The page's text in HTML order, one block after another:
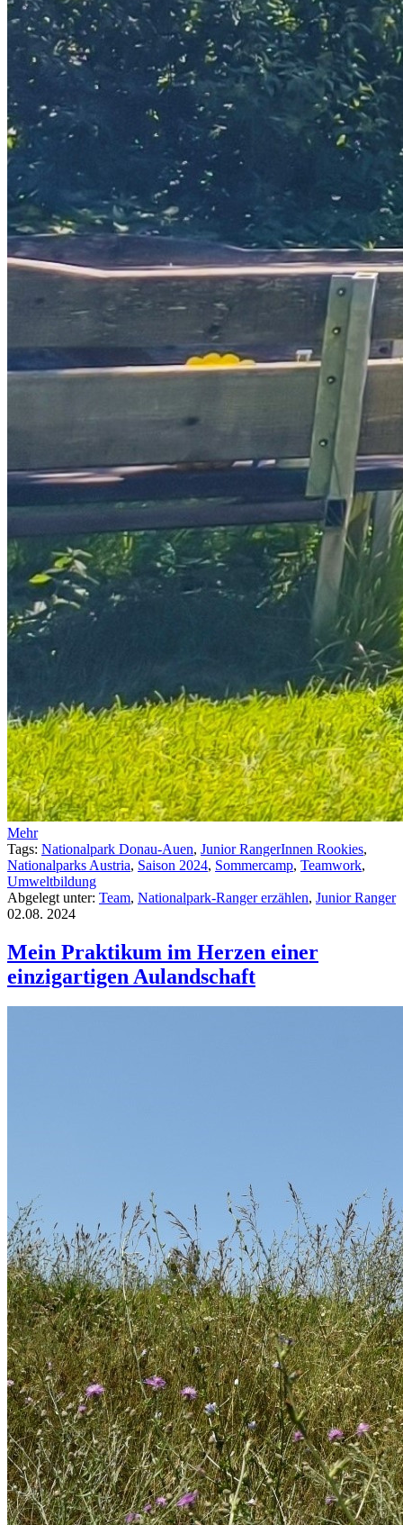
Mehr
Tags: Nationalpark Donau-Auen, Junior RangerInnen Rookies,
Nationalparks Austria, Saison 2024, Sommercamp, Teamwork,
Umweltbildung
Abgelegt unter: Team, Nationalpark-Ranger erzählen, Junior Ranger
02.08. 2024
Mein Praktikum im Herzen einer
einzigartigen Aulandschaft